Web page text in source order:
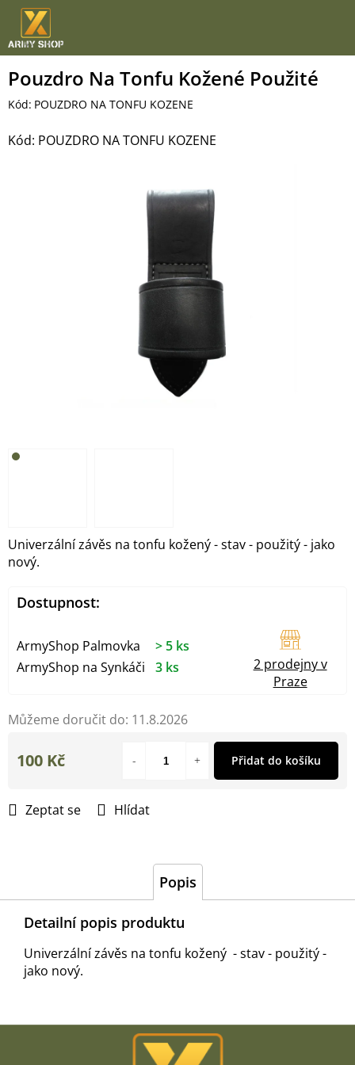
Přejít
obsah
Pouzdro Na Tonfu Kožené Použité
Kód: POUZDRO NA TONFU KOZENE
Kód: POUZDRO NA TONFU KOZENE
Můžeme doručit do: 11.8.2026
Univerzální závěs na tonfu kožený - stav - použitý - jako
nový.
Zeptat se Hlídat
100 Kč Přidat do košíku
Dostupnost:
ArmyShop Palmovka
> 5 ks
ArmyShop na Synkáči
3 ks
2 prodejny v
Praze
Popis
Detailní popis produktu
Univerzální závěs na tonfu kožený - stav - použitý -
jako nový.
Z